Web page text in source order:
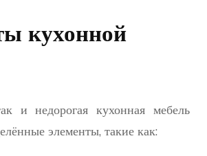
кухонной
и недорогая кухонная мебель
элементы, такие как: